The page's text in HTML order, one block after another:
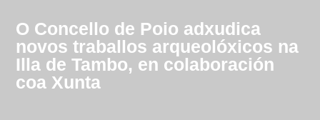
O Concello de Poio adxudica
novos traballos arqueolóxicos na
Illa de Tambo, en colaboración
coa Xunta